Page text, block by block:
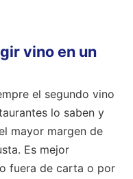
vino en un
el segundo vino
lo saben y
mayor margen de
Es mejor
fuera de carta o por